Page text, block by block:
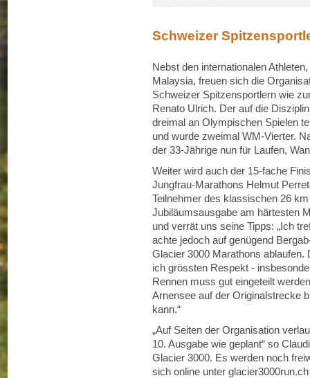
Schweizer
Nebst den internationalen
Malaysia, freuen sich die
Schweizer Spitzensportlern wie
Renato Ulrich. Der auf die
dreimal an Olympischen Spielen
und wurde zweimal WM-Vierter.
der 33-Jährige nun für Laufen,
Weiter wird auch der 15-fache
Jungfrau-Marathons Helmut
Teilnehmer des klassischen 26
Jubiläumsausgabe am härtesten
und verrät uns seine Tipps: „Ich
achte jedoch auf genügend
Glacier 3000 Marathons ablaufen.
ich grössten Respekt -
Rennen muss gut eingeteilt
Arnensee auf der Originalstrecke
kann.“
„Auf Seiten der Organisation
10. Ausgabe wie geplant“ so
Glacier 3000. Es werden noch
sich online unter